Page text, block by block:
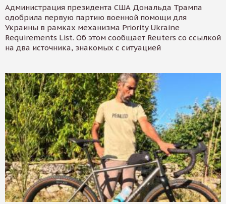
Администрация президента США Дональда Трампа
одобрила первую партию военной помощи для
Украины в рамках механизма Priority Ukraine
Requirements List. Об этом сообщает Reuters со ссылкой
на два источника, знакомых с ситуацией